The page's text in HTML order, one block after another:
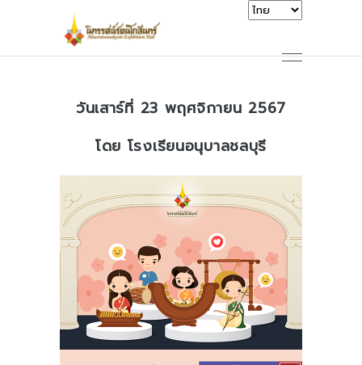
วันเสาร์ที่ 23 พฤศจิกายน 2567
โดย โรงเรียนอนุบาลชลบุรี